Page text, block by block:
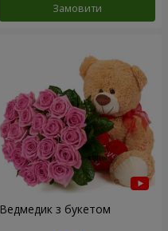
Замовити
Ведмедик з букетом